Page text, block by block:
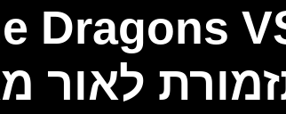
Dragons
לאור